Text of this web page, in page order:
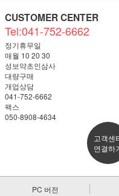
CUSTOMER CENTER
Tel:041-752-6662
정기휴무일
매월 10 20 30
성보약초인삼사
대량구매
개업상담
041-752-6662
팩스
050-8908-4634
고객센
연결하
PC 버전